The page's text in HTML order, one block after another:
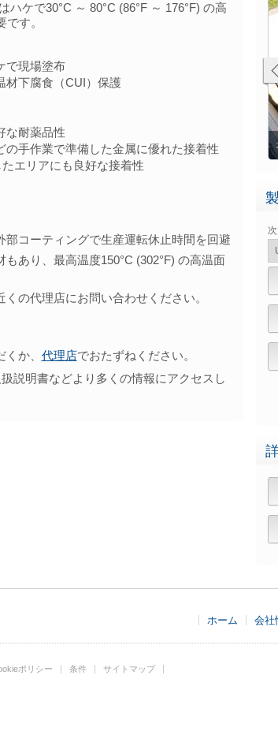
ケで30°C ～ 80°C (86°F ～ 176°F) の高
す。
で現場塗布
材下腐食（CUI）保護
な耐薬品性
手作業で準備した金属に優れた接着性
エリアにも良好な接着性
コーティングで生産運転休止時間を回避
もあり、最高温度150°C (302°F) の高温面
の代理店にお問い合わせください。
か、 代理店でおたずねください。
説明書などより多くの情報にアクセスし
Belzona 5841
帰り水パイプにBelzona 5841で完了した作業
ホーム 会社
ポリシー 条件 サイトマップ